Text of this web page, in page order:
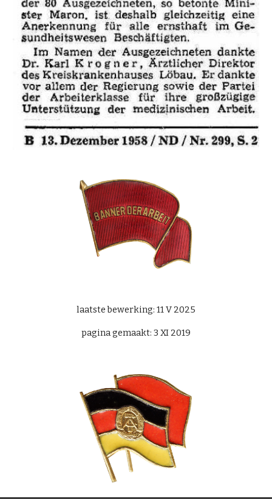
laatste bewerking: 11 V 2025
pagina gemaakt: 3 XI 2019